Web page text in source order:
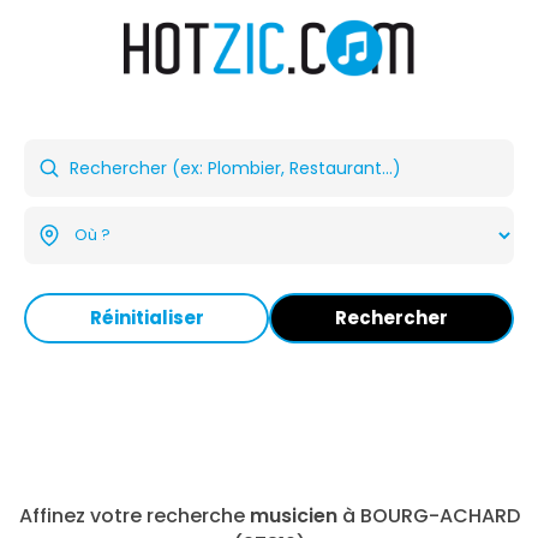
Réinitialiser Rechercher
Affinez votre recherche musicienà BOURG-ACHARD